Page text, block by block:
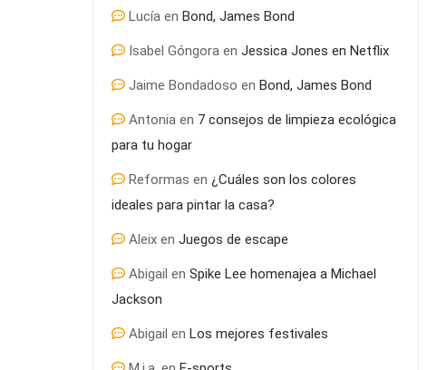
Lucía en Bond, James Bond
Isabel Góngora en Jessica Jones en Netflix
Jaime Bondadoso en Bond, James Bond
Antonia en 7 consejos de limpieza ecológica
para tu hogar
Reformas en ¿Cuáles son los colores
ideales para pintar la casa?
Aleix en Juegos de escape
Abigail en Spike Lee homenajea a Michael
Jackson
Abigail en Los mejores festivales